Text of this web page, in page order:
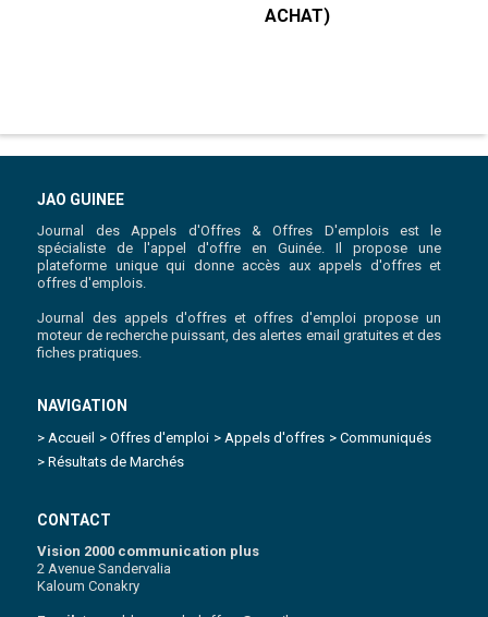
ACHAT)
JAO GUINEE
Journal des Appels d'Offres & Offres D'emplois est le
spécialiste de l'appel d'offre en Guinée. Il propose une
plateforme unique qui donne accès aux appels d'offres et
offres d'emplois.
Journal des appels d'offres et offres d'emploi propose un
moteur de recherche puissant, des alertes email gratuites et des
fiches pratiques.
NAVIGATION
> Accueil > Offres d'emploi > Appels d'offres > Communiqués
> Résultats de Marchés
CONTACT
Vision 2000 communication plus
2 Avenue Sandervalia
Kaloum Conakry